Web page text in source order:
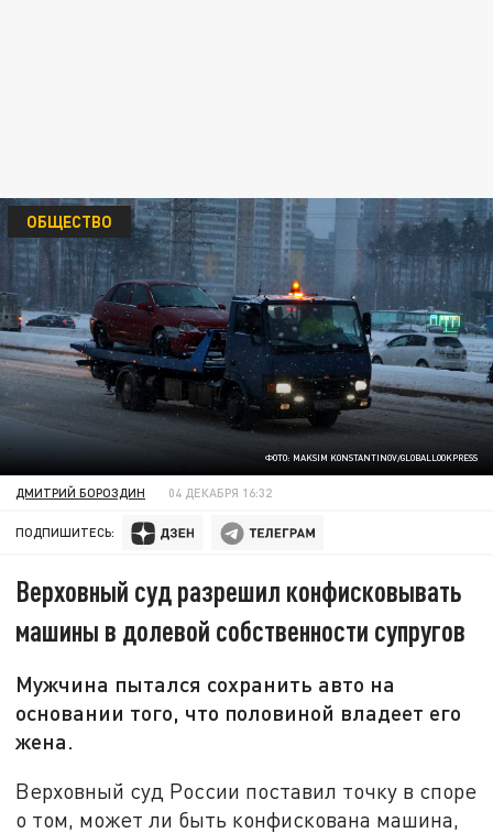
ФОТО: MAKSIM KONSTANTINOV/GLOBALLOOKPRESS
ОБЩЕСТВО
ДМИТРИЙ БОРОЗДИН 04 ДЕКАБРЯ 16:32
ПОДПИШИТЕСЬ:
Верховный суд разрешил конфисковывать
машины в долевой собственности супругов
Мужчина пытался сохранить авто на
основании того, что половиной владеет его
жена.
Верховный суд России поставил точку в споре
о том, может ли быть конфискована машина,